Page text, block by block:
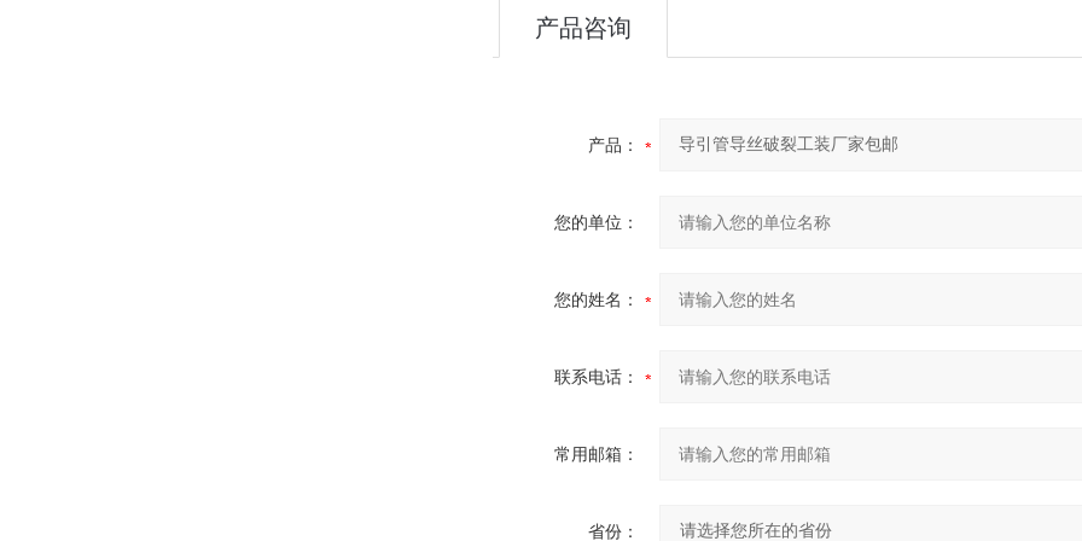
产品咨询
产品：
您的单位：
您的姓名：
联系电话：
常用邮箱：
省份：